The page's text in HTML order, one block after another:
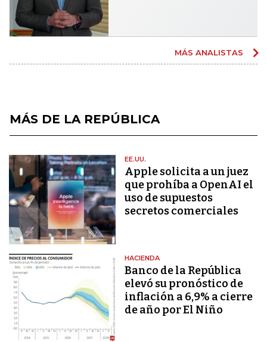
MÁS ANALISTAS
MÁS DE LA REPÚBLICA
EE.UU.
Apple solicita a un juez
que prohíba a OpenAI el
uso de supuestos
secretos comerciales
HACIENDA
Banco de la República
elevó su pronóstico de
inflación a 6,9% a cierre
de año por El Niño